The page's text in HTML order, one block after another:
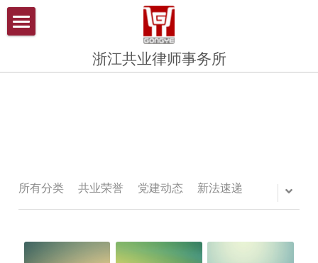
浙江共业律师事务所
共业资讯
所有分类 共业荣誉 党建动态 新法速递
博客分类
新法速递
共业动态